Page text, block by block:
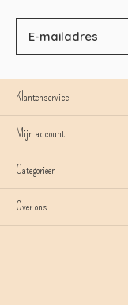
Klantenservice
Mijn account
Categorieën
Over ons